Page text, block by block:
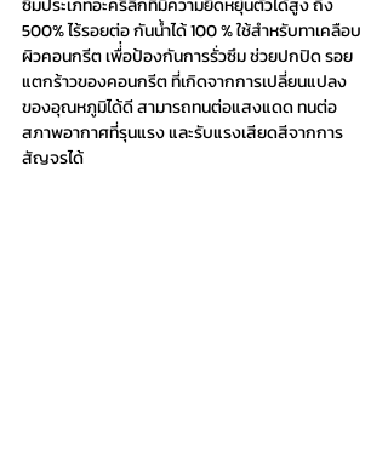
ซึมประเภทอะคริลิกที่มีความยืดหยุ่นตัวได้สูง ถึง
500% ไร้รอยต่อ กันน้ำได้ 100 % ใช้สำหรับทาเคลือบ
ผิวคอนกรีต เพื่่อป้องกันการรั่วซึม ช่วยปกปิด รอย
แตกร้าวของคอนกรีต ที่เกิดจากการเปลี่ยนแปลง
ของอุณหภูมิได้ดี สามารถทนต่อแสงแดด ทนต่อ
สภาพอากาศที่รุนแรง และรับแรงเสียดสีจากการ
สัญจรได้